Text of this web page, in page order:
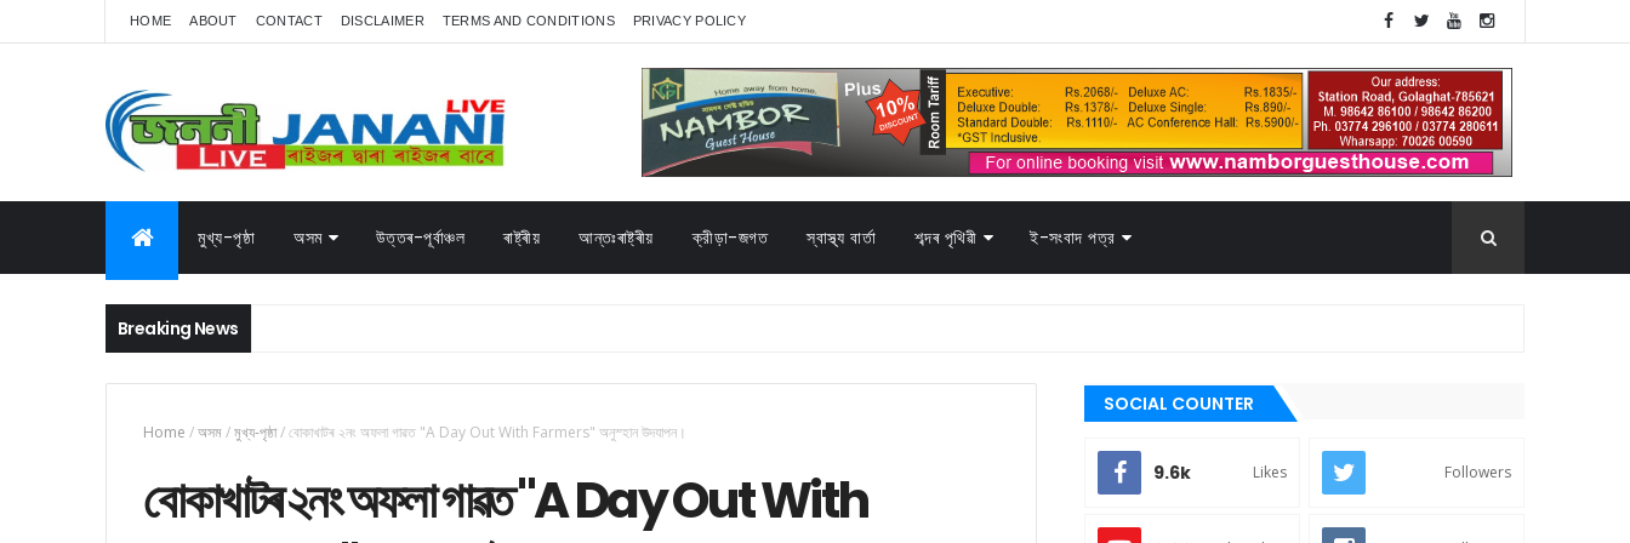
HOME ABOUT CONTACT DISCLAIMER TERMS AND CONDITIONS PRIVACY POLICY
মুখ্য-পৃষ্ঠা অসম উত্তৰ-পূৰ্বাঞ্চল ৰাষ্ট্ৰীয় আন্তঃৰাষ্ট্ৰীয় ক্রীড়া-জগত স্বাস্থ্য বাৰ্তা শব্দৰ পৃথিৱী ই-সংবাদ পত্র
Breaking News
Home /অসম/মুখ্য-পৃষ্ঠা/বোকাখাটৰ ২নং অফলা গাৱত "A Day Out With Farmers" অনুস্হান উদযাপন।
বোকাখাটৰ ২নং অফলা গাৱত "A Day Out With
SOCIAL COUNTER
9.6k Likes Followers